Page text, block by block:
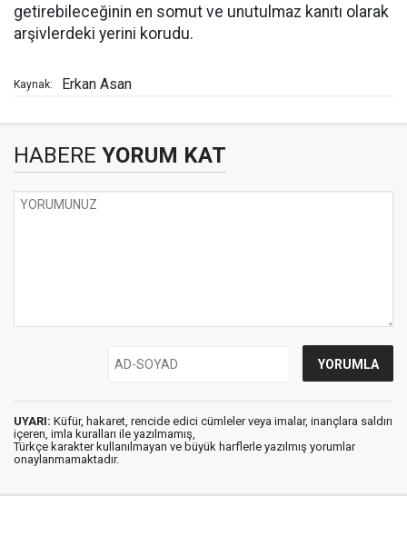
getirebileceğinin en somut ve unutulmaz kanıtı olarak
arşivlerdeki yerini korudu.
Kaynak: Erkan Asan
HABERE YORUM KAT
UYARI: Küfür, hakaret, rencide edici cümleler veya imalar, inançlara saldırı
içeren, imla kuralları ile yazılmamış,
Türkçe karakter kullanılmayan ve büyük harflerle yazılmış yorumlar
onaylanmamaktadır.